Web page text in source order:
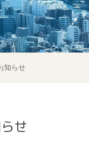
知らせ
せ